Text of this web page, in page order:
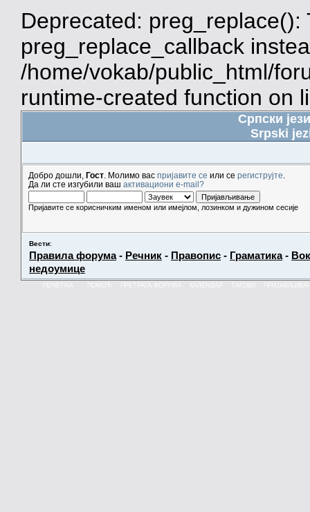
Deprecated:
preg_replace_callback
/home/vokab/public_html/
runtime-created function on
Српски
Srpski
Добро дошли, Гост . Молимо вас пријавите се или се региструјте
Да ли сте изгубили ваш активациони e-mail?
Пријавите се корисничким именом или имејлом, лозинком и дужином сесије
Вести:
Правила форума- Речник - Правопис - Граматика-
недоумице
КАЛЕНДАР